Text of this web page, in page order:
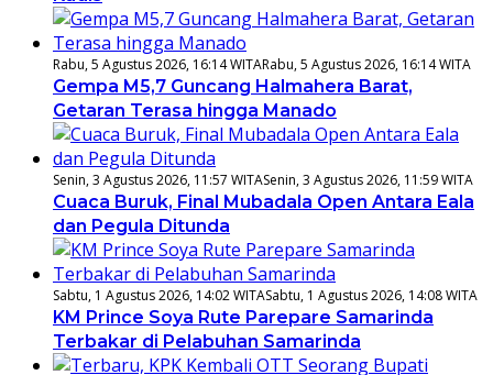
Rabu, 5 Agustus 2026, 16:14 WITARabu, 5 Agustus 2026, 16:14 WITA
Gempa M5,7 Guncang Halmahera Barat,
Getaran Terasa hingga Manado
Senin, 3 Agustus 2026, 11:57 WITASenin, 3 Agustus 2026, 11:59 WITA
Cuaca Buruk, Final Mubadala Open Antara Eala
dan Pegula Ditunda
Sabtu, 1 Agustus 2026, 14:02 WITASabtu, 1 Agustus 2026, 14:08 WITA
KM Prince Soya Rute Parepare Samarinda
Terbakar di Pelabuhan Samarinda